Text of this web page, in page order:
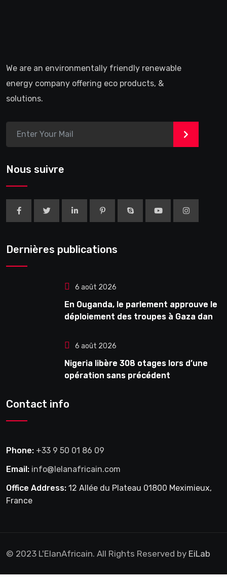
We are an environmentally friendly renewable
energy company offering eco products, &
solutions.
>
Nous suivre
Dernières publications
6 août 2026
En Ouganda, le parlement approuve le
déploiement des troupes à Gaza dans
6 août 2026
Nigeria libère 308 otages lors d’une
opération sans précédent
Contact info
Phone: +33 9 50 01 86 09
Email: info@lelanafricain.com
Office Address: 12 Allée du Plateau 01800 Meximieux,
France
© 2023 L'ElanAfricain. All Rights Reserved by EiLab